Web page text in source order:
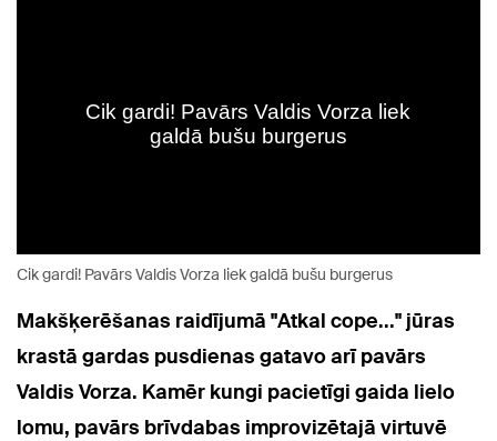
Cik gardi! Pavārs Valdis Vorza liek galdā bušu burgerus
Makšķerēšanas raidījumā "Atkal cope..." jūras
krastā gardas pusdienas gatavo arī pavārs
Valdis Vorza. Kamēr kungi pacietīgi gaida lielo
lomu, pavārs brīvdabas improvizētajā virtuvē